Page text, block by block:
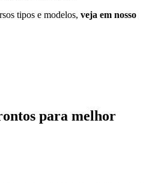
tipos e modelos, veja em nosso
para melhor